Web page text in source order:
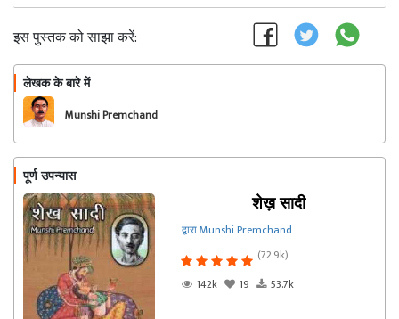
इस पुस्तक को साझा करें:
लेखक के बारे में
Munshi Premchand
पूर्ण उपन्यास
शेख़ सादी
द्वारा Munshi Premchand
(72.9k)
142k
19 53.7k